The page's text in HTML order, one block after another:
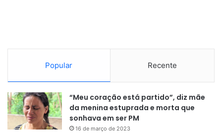
Popular Recente
“Meu coração está partido”, diz mãe
da menina estuprada e morta que
sonhava em ser PM
16 de março de 2023